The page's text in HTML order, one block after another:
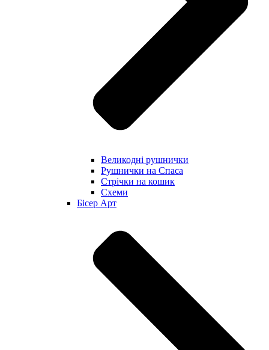
Великодні рушнички
Рушнички на Спаса
Стрічки на кошик
Схеми
Бісер Арт